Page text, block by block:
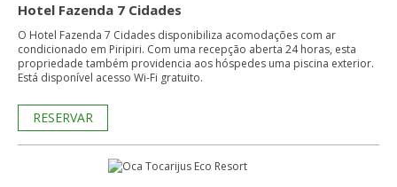
Hotel Fazenda 7 Cidades
O Hotel Fazenda 7 Cidades disponibiliza acomodações com ar
condicionado em Piripiri. Com uma recepção aberta 24 horas, esta
propriedade também providencia aos hóspedes uma piscina exterior.
Está disponível acesso Wi-Fi gratuito.
RESERVAR